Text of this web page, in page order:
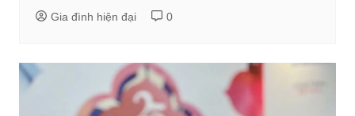
Gia đình hiện đại 0